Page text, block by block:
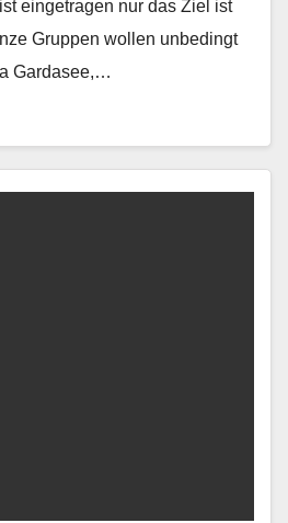
eingetragen nur das Ziel ist
Gruppen wollen unbedingt
Gardasee,…